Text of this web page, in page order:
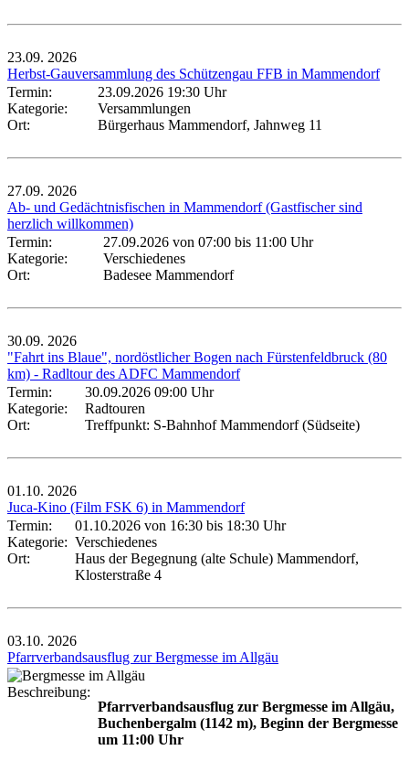
23.09. 2026
Herbst-Gauversammlung des Schützengau FFB in Mammendorf
Termin:
23.09.2026 19:30 Uhr
Kategorie:
Versammlungen
Ort:
Bürgerhaus Mammendorf, Jahnweg 11
27.09. 2026
Ab- und Gedächtnisfischen in Mammendorf (Gastfischer sind
herzlich willkommen)
Termin:
27.09.2026 von 07:00 bis 11:00 Uhr
Kategorie:
Verschiedenes
Ort:
Badesee Mammendorf
30.09. 2026
"Fahrt ins Blaue", nordöstlicher Bogen nach Fürstenfeldbruck (80
km) - Radltour des ADFC Mammendorf
Termin:
30.09.2026 09:00 Uhr
Kategorie:
Radtouren
Ort:
Treffpunkt: S-Bahnhof Mammendorf (Südseite)
01.10. 2026
Juca-Kino (Film FSK 6) in Mammendorf
Termin:
01.10.2026 von 16:30 bis 18:30 Uhr
Kategorie: Verschiedenes
Ort:
Haus der Begegnung (alte Schule) Mammendorf,
Klosterstraße 4
03.10. 2026
Pfarrverbandsausflug zur Bergmesse im Allgäu
Beschreibung:
Pfarrverbandsausflug zur Bergmesse im Allgäu,
Buchenbergalm (1142 m), Beginn der Bergmesse
um 11:00 Uhr